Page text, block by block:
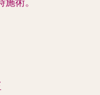
術。